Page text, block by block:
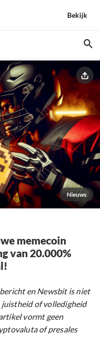
Bekijk
Nieuws
memecoin
van 20.000%
en Newsbit is niet
of volledigheid
vormt geen
of presales